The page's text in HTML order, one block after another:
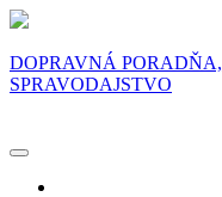
DOPRAVNÁ
SPRAVODAJSTVO